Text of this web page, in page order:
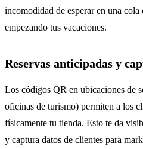
incomodidad de esperar en una cola
empezando tus vacaciones.
Reservas anticipadas y
Los códigos QR en ubicaciones de
oficinas de turismo) permiten a los
físicamente tu tienda. Esto te da
y captura datos de clientes para